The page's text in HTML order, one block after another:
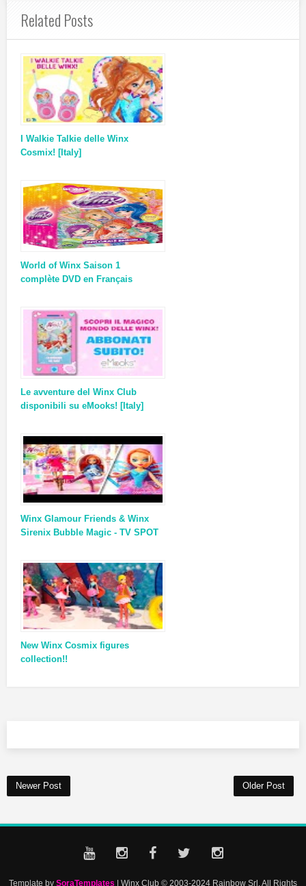
Related Posts
I Walkie Talkie delle Winx
Cosmix! [Italy]
World of Winx Saison 1
complète DVD en Français
Le avventure del Winx Club
disponibili su eMooks! [Italy]
Winx Glamour Friends & Winx
Sirenix Bubble Magic - TV SPOT
New Winx Cosmix figures
collection!!
Newer Post Older Post
Template by SoraTemplates | Winx Club © 2003-2024 Rainbow Srl. All Rights